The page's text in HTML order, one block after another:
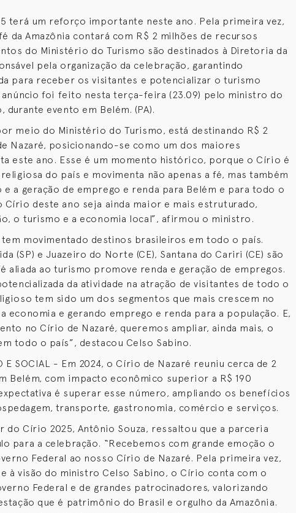
terá um reforço importante neste ano. Pela primeira vez,
da Amazônia contará com R$ 2 milhões de recursos
do Ministério do Turismo são destinados à Diretoria da
pela organização da celebração, garantindo
para receber os visitantes e potencializar o turismo
foi feito nesta terça-feira (23.09) pelo ministro do
durante evento em Belém. (PA).
meio do Ministério do Turismo, está destinando R$ 2
Nazaré, posicionando-se como um dos maiores
este ano. Esse é um momento histórico, porque o Círio é
do país e movimenta não apenas a fé, mas também
a geração de emprego e renda para Belém e para todo o
Círio deste ano seja ainda maior e mais estruturado,
o turismo e a economia local”, afirmou o ministro.
movimentado destinos brasileiros em todo o país.
(SP) e Juazeiro do Norte (CE), Santana do Cariri (CE) são
aliada ao turismo promove renda e geração de empregos.
da atividade na atração de visitantes de todo o
tem sido um dos segmentos que mais crescem no
economia e gerando emprego e renda para a população. E,
no Círio de Nazaré, queremos ampliar, ainda mais, o
todo o país”, destacou Celso Sabino.
E SOCIAL - Em 2024, o Círio de Nazaré reuniu cerca de 2
Belém, com impacto econômico superior a R$ 190
é superar esse número, ampliando os benefícios
transporte, gastronomia, comércio e serviços.
do Círio 2025, Antônio Souza, ressaltou que a parceria
para a celebração. “Recebemos com grande emoção o
Federal ao nosso Círio de Nazaré. Pela primeira vez,
à visão do ministro Celso Sabino, o Círio conta com o
Federal e de grandes patrocinadores, valorizando
que é patrimônio do Brasil e orgulho da Amazônia.